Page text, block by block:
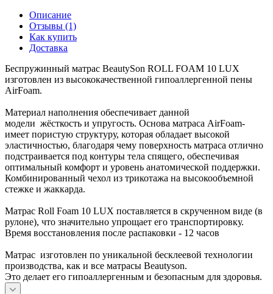
Описание
Отзывы (1)
Как купить
Доставка
Беспружинный матрас BeautySon ROLL FOAM 10 LUX
изготовлен из высококачественной гипоаллергенной пены
AirFoam.
Материал наполнения обеспечивает данной
модели жёсткость и упругость. Основа матраса AirFoam-
имеет пористую структуру, которая обладает высокой
эластичностью, благодаря чему поверхность матраса отлично
подстраивается под контуры тела спящего, обеспечивая
оптимальный комфорт и уровень анатомической поддержки.
Комбинированный чехол из трикотажа на высокообъемной
стежке и жаккарда.
Матрас Roll Foam 10 LUX поставляется в скрученном виде (в
рулоне), что значительно упрощает его транспортировку.
Время восстановления после распаковки - 12 часов
Матрас изготовлен по уникальной бесклеевой технологии
производства, как и все матрасы Beautyson.
Это делает его гипоаллергенным и безопасным для здоровья.